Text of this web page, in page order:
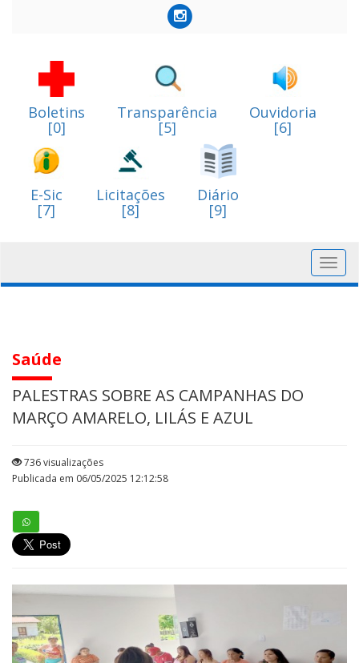
Boletins
[0]
Transparência
[5]
Ouvidoria
[6]
E-Sic
[7]
Licitações
[8]
Diário
[9]
Saúde
PALESTRAS SOBRE AS CAMPANHAS DO
MARÇO AMARELO, LILÁS E AZUL
736 visualizações
Publicada em 06/05/2025 12:12:58